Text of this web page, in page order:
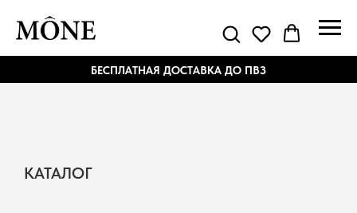
БЕСПЛАТНАЯ ДОСТАВКА ДО ПВЗ
КАТАЛОГ